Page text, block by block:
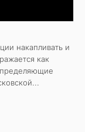
накапливать и
как